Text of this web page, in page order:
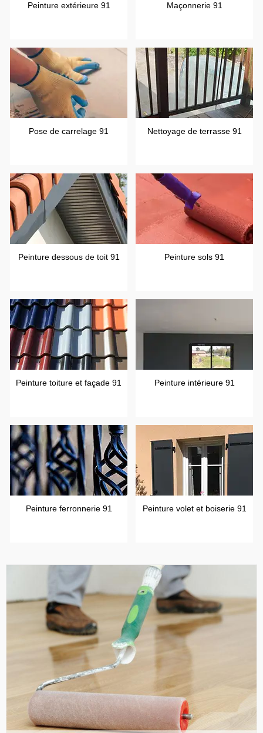
Peinture extérieure 91 Maçonnerie 91
Pose de carrelage 91 Nettoyage de terrasse 91
Peinture dessous de toit 91 Peinture sols 91
Peinture toiture et façade 91 Peinture intérieure 91
Peinture ferronnerie 91 Peinture volet et boiserie 91